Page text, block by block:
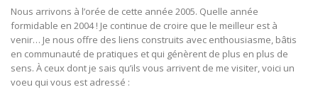
Nous arrivons à l’orée de cette année 2005. Quelle année
formidable en 2004 ! Je continue de croire que le meilleur est à
venir… Je nous offre des liens construits avec enthousiasme, bâtis
en communauté de pratiques et qui génèrent de plus en plus de
sens. À ceux dont je sais qu’ils vous arrivent de me visiter, voici un
voeu qui vous est adressé :